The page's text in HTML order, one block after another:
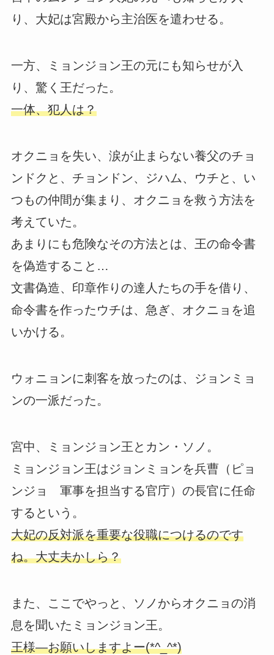
り、大妃は宮殿から主治医を遣わせる。
一方、ミョンジョン王の元にも知らせが入
り、驚く王だった。
一体、犯人は？
オクニョを失い、涙が止まらない養父のチョ
ンドクと、チョンドン、ジハム、ウチと、い
つもの仲間が集まり、オクニョを救う方法を
考えていた。
あまりにも危険なその方法とは、王の命令書
を偽造すること…
文書偽造、印章作りの達人たちの手を借り、
命令書を作ったウチは、急ぎ、オクニョを追
いかける。
ウォニョンに刺客を放ったのは、ジョンミョ
ンの一派だった。
宮中、ミョンジョン王とカン・ソノ。
ミョンジョン王はジョンミョンを兵曹（ピョ
ンジョ 軍事を担当する官庁）の長官に任命
するという。
大妃の反対派を重要な役職につけるのです
ね。大丈夫かしら？
また、ここでやっと、ソノからオクニョの消
息を聞いたミョンジョン王。
王様―お願いしますよー(*^_^*)